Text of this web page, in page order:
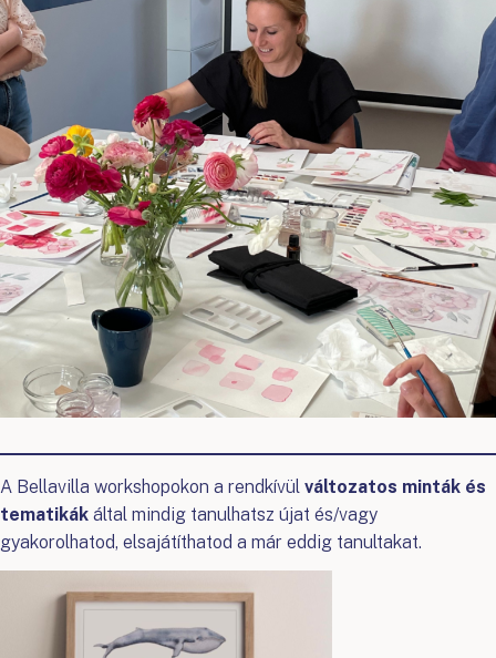
A Bellavilla workshopokon a rendkívül változatos minták és
tematikák által mindig tanulhatsz újat és/vagy
gyakorolhatod, elsajátíthatod a már eddig tanultakat.